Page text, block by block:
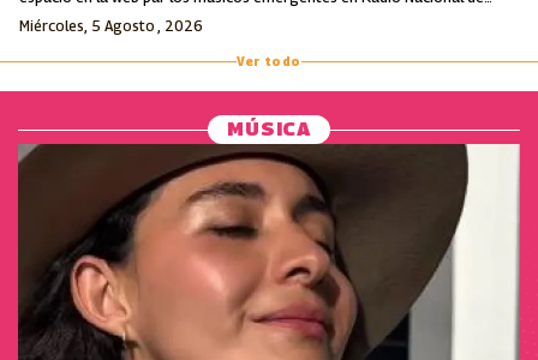
Colombia.
Miércoles, 5 Agosto , 2026
Ver todo
MÚSICA